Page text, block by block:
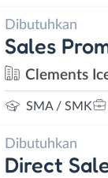
Dibutuhkan
Sales
Clements
SMA / SMK
Dibutuhkan
Direct